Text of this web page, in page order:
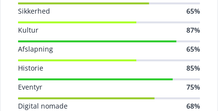
Sikkerhed 65%
Kultur 87%
Afslapning 65%
Historie 85%
Eventyr 75%
Digital nomade 68%